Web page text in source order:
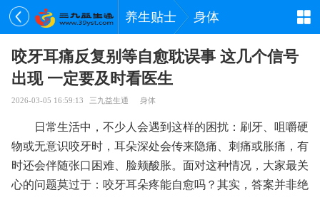
养生贴士 身体
咬牙耳痛反复别等自愈耽误事 这几个信号
出现 一定要及时看医生
2026-03-05 16:59:13 三九益生通 身体
日常生活中，不少人会遇到这样的困扰：刷牙、咀嚼硬
物或无意识咬牙时，耳朵深处会传来隐痛、刺痛或胀痛，有
时还会伴随张口困难、脸颊酸胀。面对这种情况，大家最关
心的问题莫过于：咬牙耳朵疼能自愈吗？其实，答案并非绝